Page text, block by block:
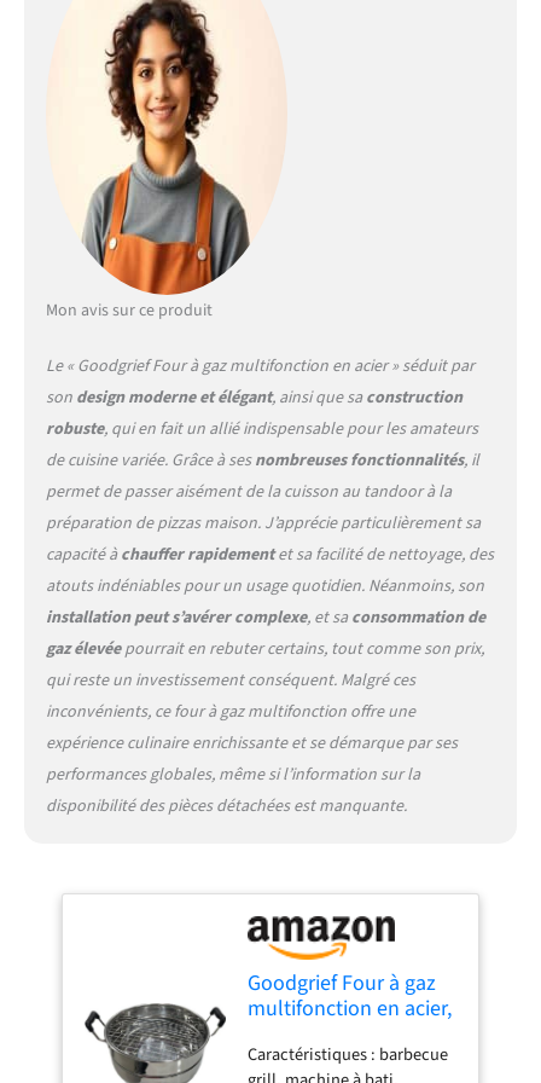
convection où les aliments
sont cuits par l'air chaud
tournant à l'intérieur. Cela
dans toutes les directions -
Revêtement net avec un
intérieur parfait
Mon avis sur ce produit
Le « Goodgrief Four à gaz multifonction en acier » séduit par
son design moderne et élégant, ainsi que saconstruction
robuste, qui en fait un allié indispensable pour les amateurs
de cuisine variée. Grâce à sesnombreuses fonctionnalités, il
permet de passer aisément de la cuisson au tandoor à la
préparation de pizzas maison. J’apprécie particulièrement sa
capacité àchauffer rapidementet sa facilité de nettoyage, des
atouts indéniables pour un usage quotidien. Néanmoins, son
installation peut s’avérer complexe, et saconsommation de
gaz élevéepourrait en rebuter certains, tout comme son prix,
qui reste un investissement conséquent. Malgré ces
inconvénients, ce four à gaz multifonction offre une
expérience culinaire enrichissante et se démarque par ses
performances globales, même si l’information sur la
disponibilité des pièces détachées est manquante.
Goodgrief Four à gaz
multifonction en acier,
barbecue, bati, pizza,
Caractéristiques : barbecue